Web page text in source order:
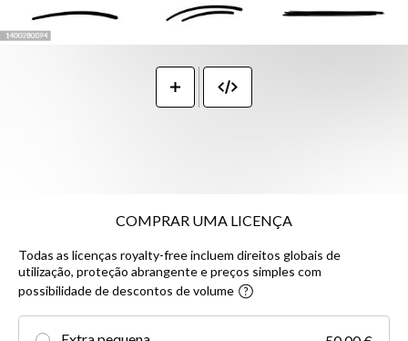
COMPRAR UMA LICENÇA
Todas as licenças royalty-free incluem direitos globais de
utilização, proteção abrangente e preços simples com
possibilidade de descontos de volume